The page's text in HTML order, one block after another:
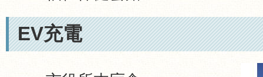
EV充電